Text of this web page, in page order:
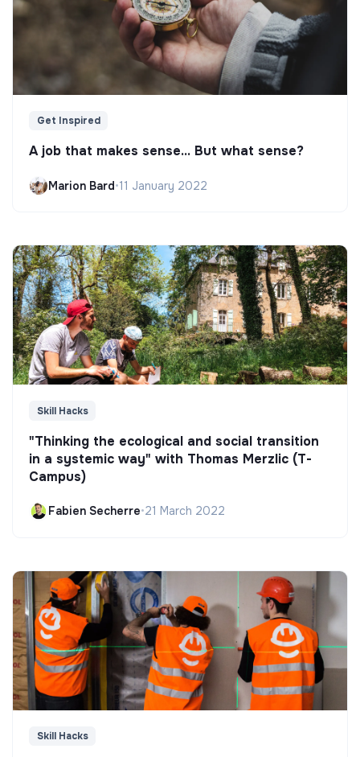
Get Inspired
A job that makes sense... But what sense?
Marion Bard•11 January 2022
Skill Hacks
"Thinking the ecological and social transition
in a systemic way" with Thomas Merzlic (T-
Campus)
Fabien Secherre•21 March 2022
Skill Hacks